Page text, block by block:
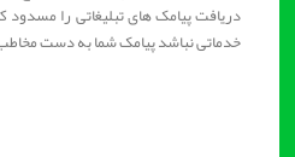
دریافت پیامک های تبلیغاتی را مسدود
خدماتی نباشد پیامک شما به دست